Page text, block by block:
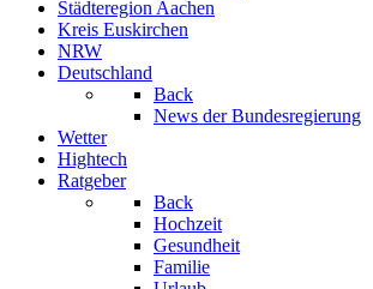
Städteregion Aachen
Kreis Euskirchen
NRW
Deutschland
Back
News der Bundesregierung
Wetter
Hightech
Ratgeber
Back
Hochzeit
Gesundheit
Familie